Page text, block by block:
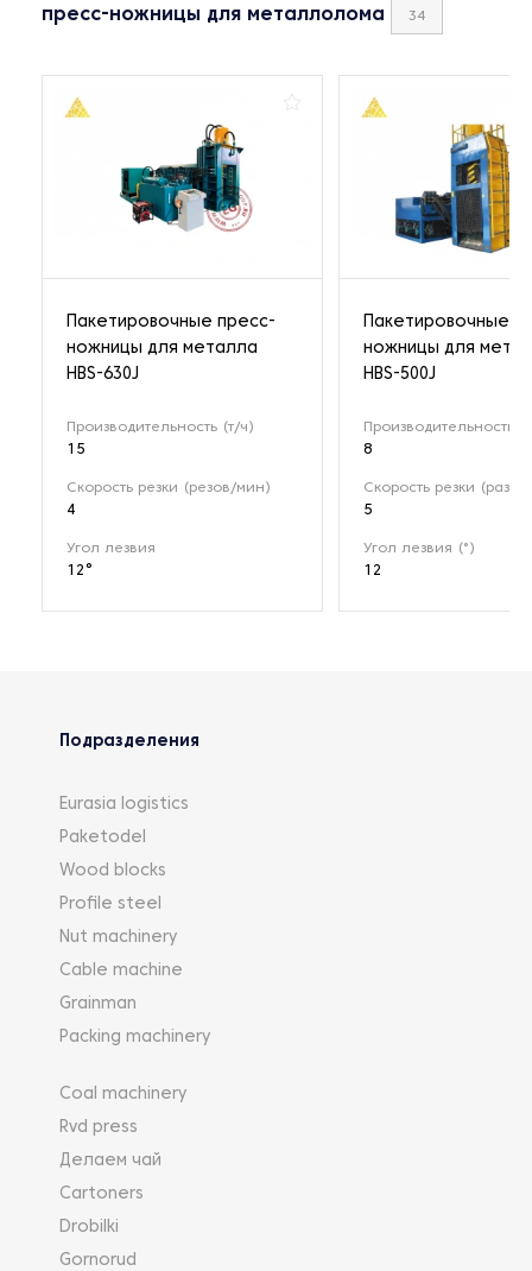
пресс-ножницы для металлолома 34
Пакетировочные пресс-
ножницы для металла
HBS-630J
Производительность (т/ч)
15
Скорость резки (резов/мин)
4
Угол лезвия
12°
Пакетировочные
ножницы для
HBS-500J
Производительность
8
Скорость резки (раз/
5
Угол лезвия (°)
12
Подразделения
Eurasia logistics
Paketodel
Wood blocks
Profile steel
Nut machinery
Cable machine
Grainman
Packing machinery
Coal machinery
Rvd press
Делаем чай
Cartoners
Drobilki
Gornorud